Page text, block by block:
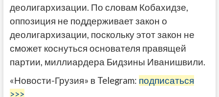
деолигархизации. По словам Кобахидзе,
оппозиция не поддерживает закон о
деолигархизации, поскольку этот закон не
сможет коснуться основателя правящей
партии, миллиардера Бидзины Иванишвили.
«Новости-Грузия» в Telegram: подписаться
>>>